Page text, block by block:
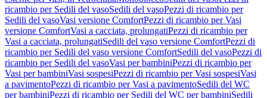
ricambio per Sedili del vasoSedili del vasoPezzi di ricambio per
Sedili del vasoVasi versione ComfortPezzi di ricambio per Vasi
versione ComfortVasi a cacciata, prolungatiPezzi di ricambio per
Vasi a cacciata, prolungatiSedili del vaso versione ComfortPezzi di
ricambio per Sedili del vaso versione ComfortSedili del vasoPezzi di
ricambio per Sedili del vasoVasi per bambiniPezzi di ricambio per
Vasi per bambiniVasi sospesiPezzi di ricambio per Vasi sospesiVasi
a pavimentoPezzi di ricambio per Vasi a pavimentoSedili del WC
per bambiniPezzi di ricambio per Sedili del WC per bambiniSedili